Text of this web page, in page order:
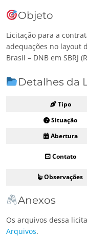
Objeto
Licitação para a
adequações no layout
Brasil – DNB em SBRJ
Detalhes da
Tipo
Situação
Abertura
Contato
Observações
Anexos
Os arquivos dessa
Arquivos.